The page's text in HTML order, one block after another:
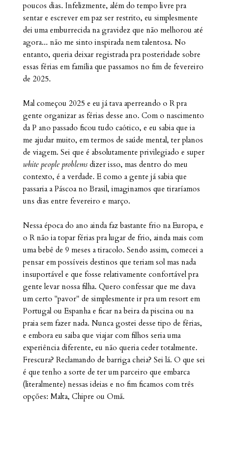
poucos dias. Infelizmente, além do tempo livre pra
sentar e escrever em paz ser restrito, eu simplesmente
dei uma emburrecida na gravidez que não melhorou até
agora... não me sinto inspirada nem talentosa. No
entanto, queria deixar registrada pra posteridade sobre
essas férias em família que passamos no fim de fevereiro
de 2025.
Mal começou 2025 e eu já tava aperreando o R pra
gente organizar as férias desse ano. Com o nascimento
da P ano passado ficou tudo caótico, e eu sabia que ia
me ajudar muito, em termos de saúde mental, ter planos
de viagem. Sei que é absolutamente privilegiado e super
white people problems dizer isso, mas dentro do meu
contexto, é a verdade. E como a gente já sabia que
passaria a Páscoa no Brasil, imaginamos que tiraríamos
uns dias entre fevereiro e março.
Nessa época do ano ainda faz bastante frio na Europa, e
o R não ia topar férias pra lugar de frio, ainda mais com
uma bebê de 9 meses a tiracolo. Sendo assim, comecei a
pensar em possíveis destinos que teriam sol mas nada
insuportável e que fosse relativamente confortável pra
gente levar nossa filha. Quero confessar que me dava
um certo "pavor" de simplesmente ir pra um resort em
Portugal ou Espanha e ficar na beira da piscina ou na
praia sem fazer nada. Nunca gostei desse tipo de férias,
e embora eu saiba que viajar com filhos seria uma
experiência diferente, eu não queria ceder totalmente.
Frescura? Reclamando de barriga cheia? Sei lá. O que sei
é que tenho a sorte de ter um parceiro que embarca
(literalmente) nessas ideias e no fim ficamos com três
opções: Malta, Chipre ou Omã.